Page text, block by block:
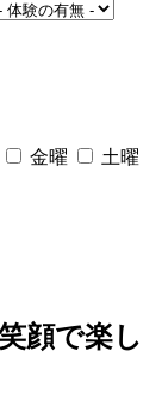
金曜 土曜
顔で楽し